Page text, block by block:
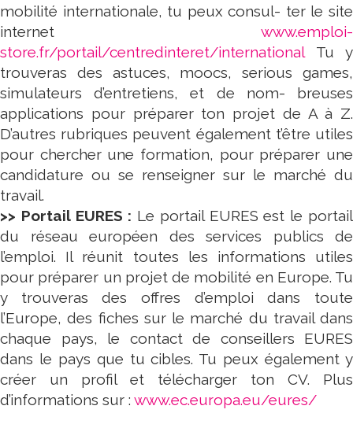
mobilité internationale, tu peux consul- ter le site
internet www.emploi-
store.fr/portail/centredinteret/international
Tu y
trouveras des astuces, moocs, serious games,
simulateurs d’entretiens, et de nom- breuses
applications pour préparer ton projet de A à Z.
D’autres rubriques peuvent également t’être utiles
pour chercher une formation, pour préparer une
candidature ou se renseigner sur le marché du
travail.
>> Portail EURES : Le portail EURES est le portail
du réseau européen des services publics de
l’emploi. Il réunit toutes les informations utiles
pour préparer un projet de mobilité en Europe. Tu
y trouveras des offres d’emploi dans toute
l’Europe, des fiches sur le marché du travail dans
chaque pays, le contact de conseillers EURES
dans le pays que tu cibles. Tu peux également y
créer un profil et télécharger ton CV. Plus
d’informations sur : www.ec.europa.eu/eures/